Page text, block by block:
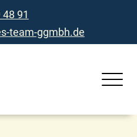
91
team-ggmbh.de